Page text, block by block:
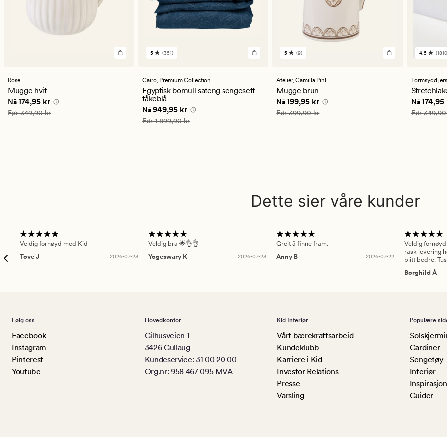
Rose
Mugge hvit
Nåværende pris
Nå174,95 kr
Vanlig pris 349,90 kr
Før349,90 kr
351
en
gjennomsnittlig
vurdering
på
5
5 (351)
Cairo, Premium Collection
Egyptisk bomull sateng sengesett
tåkeblå
Nåværende pris
Nå949,95 kr
Vanlig pris 1 899,90 kr
Før1 899,90 kr
9
en
gjennomsnittlig
vurdering
på
5
5 (9)
Atelier,Camilla Pihl
Mugge brun
Nåværende pris
Nå 199,95 kr
Vanlig pris 399,90 kr
Før399,90 kr
1810
en
på
4.5
4.5
Formsydd
Nå 174,95
Vanlig pris
Før349,90
Dette sier våre kunder
Veldig fornøyd med Kid
Tove J
2026-07-23
Veldig bra 🌟👌👌
Yogeswary K
2026-07-23
Greit å finne fram.
Anny B
2026-07-22
Veldig
rask levering
blitt bedre.
Borghild Å
Følg oss
Facebook
Instagram
Pinterest
Youtube
Hovedkontor
Gilhusveien 1
3426 Gullaug
Kundeservice: 31 00 20 00
Org.nr: 958 467 095 MVA
Kid Interiør
Vårt bærekraftsarbeid
Kundeklubb
Karriere i Kid
Investor Relations
Presse
Varsling
Populære
Gardiner
Sengetøy
Interiør
Inspirasjon
Guider